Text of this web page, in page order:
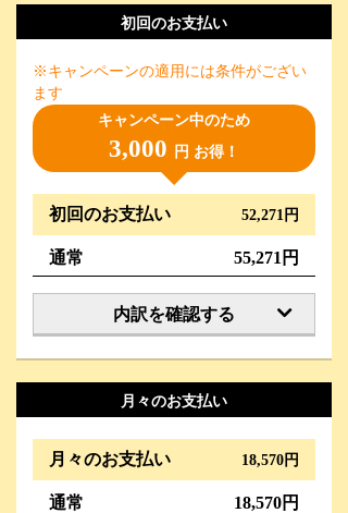
初回のお支払い
※キャンペーンの適用には条件がござい
ます
キャンペーン中のため
3,000 円 お得！
初回のお支払い 52,271円
通常 55,271円
内訳を確認する
月々のお支払い
月々のお支払い 18,570円
通常 18,570円